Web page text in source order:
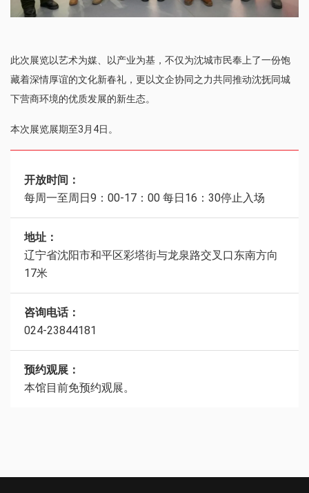
此次展览以艺术为媒、以产业为基，不仅为沈城市民奉上了一份饱
藏着深情厚谊的文化新春礼，更以文企协同之力共同推动沈抚同城
下营商环境的优质发展的新生态。
本次展览展期至3月4日。
开放时间：
每周一至周日9：00-17：00 每日16：30停止入场
地址：
辽宁省沈阳市和平区彩塔街与龙泉路交叉口东南方向
17米
咨询电话：
024-23844181
预约观展：
本馆目前免预约观展。